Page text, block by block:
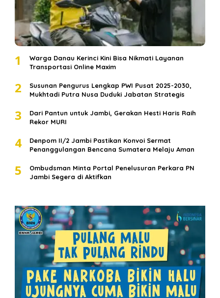
1
Warga Danau Kerinci Kini Bisa Nikmati Layanan
Transportasi Online Maxim
2
Susunan Pengurus Lengkap PWI Pusat 2025-2030,
Mukhtadi Putra Nusa Duduki Jabatan Strategis
3
Dari Pantun untuk Jambi, Gerakan Hesti Haris Raih
Rekor MURI
4
Denpom II/2 Jambi Pastikan Konvoi Sermat
Penanggulangan Bencana Sumatera Melaju Aman
5
Ombudsman Minta Portal Penelusuran Perkara PN
Jambi Segera di Aktifkan